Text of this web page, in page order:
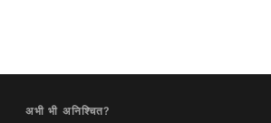
अभी भी अनिश्चित?